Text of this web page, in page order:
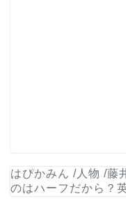
はぴかみん / 人物 /藤
のはハーフだから？